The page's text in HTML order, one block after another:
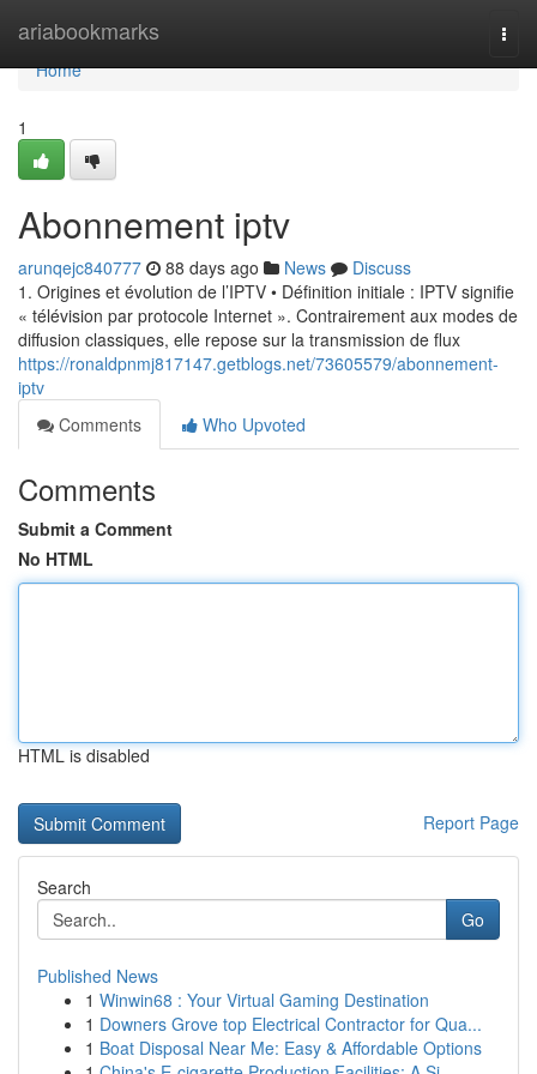
ariabookmarks
Home
Home
1
Abonnement iptv
arunqejc840777 88 days ago News
Discuss
1. Origines et évolution de l’IPTV • Définition initiale : IPTV signifie
« télévision par protocole Internet ». Contrairement aux modes de
diffusion classiques, elle repose sur la transmission de flux
https://ronaldpnmj817147.getblogs.net/73605579/abonnement-
iptv
Comments
Who Upvoted
Comments
Submit a Comment
No HTML
HTML is disabled
Report Page
Search
Go
Published News
1 Winwin68 : Your Virtual Gaming Destination
1 Downers Grove top Electrical Contractor for Qua...
1 Boat Disposal Near Me: Easy & Affordable Options